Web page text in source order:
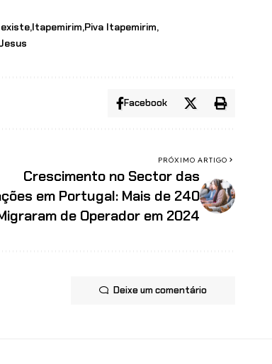
Itapemirim Piva Itapemirim
Facebook
PRÓXIMO ARTIGO
Crescimento no Sector das
em Portugal: Mais de 240
de Operador em 2024
Deixe um comentário